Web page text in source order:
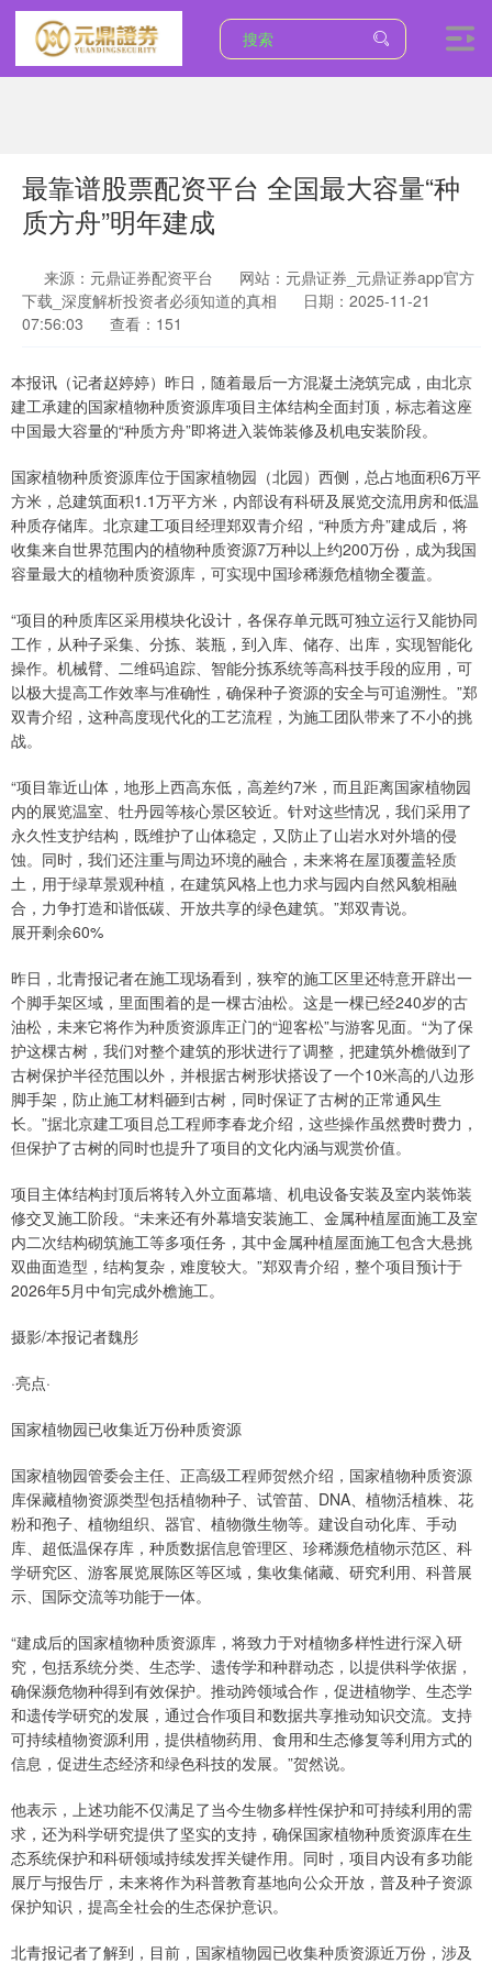
最靠谱股票配资平台 全国最大容量“种
质方舟”明年建成
来源：元鼎证券配资平台
网站：元鼎证券_元鼎证券app官方
下载_深度解析投资者必须知道的真相
日期：2025-11-21
07:56:03
查看：151
本报讯（记者赵婷婷）昨日，随着最后一方混凝土浇筑完成，由北京
建工承建的国家植物种质资源库项目主体结构全面封顶，标志着这座
中国最大容量的“种质方舟”即将进入装饰装修及机电安装阶段。
国家植物种质资源库位于国家植物园（北园）西侧，总占地面积6万平
方米，总建筑面积1.1万平方米，内部设有科研及展览交流用房和低温
种质存储库。北京建工项目经理郑双青介绍，“种质方舟”建成后，将
收集来自世界范围内的植物种质资源7万种以上约200万份，成为我国
容量最大的植物种质资源库，可实现中国珍稀濒危植物全覆盖。
“项目的种质库区采用模块化设计，各保存单元既可独立运行又能协同
工作，从种子采集、分拣、装瓶，到入库、储存、出库，实现智能化
操作。机械臂、二维码追踪、智能分拣系统等高科技手段的应用，可
以极大提高工作效率与准确性，确保种子资源的安全与可追溯性。”郑
双青介绍，这种高度现代化的工艺流程，为施工团队带来了不小的挑
战。
“项目靠近山体，地形上西高东低，高差约7米，而且距离国家植物园
内的展览温室、牡丹园等核心景区较近。针对这些情况，我们采用了
永久性支护结构，既维护了山体稳定，又防止了山岩水对外墙的侵
蚀。同时，我们还注重与周边环境的融合，未来将在屋顶覆盖轻质
土，用于绿草景观种植，在建筑风格上也力求与园内自然风貌相融
合，力争打造和谐低碳、开放共享的绿色建筑。”郑双青说。
展开剩余60%
昨日，北青报记者在施工现场看到，狭窄的施工区里还特意开辟出一
个脚手架区域，里面围着的是一棵古油松。这是一棵已经240岁的古
油松，未来它将作为种质资源库正门的“迎客松”与游客见面。“为了保
护这棵古树，我们对整个建筑的形状进行了调整，把建筑外檐做到了
古树保护半径范围以外，并根据古树形状搭设了一个10米高的八边形
脚手架，防止施工材料砸到古树，同时保证了古树的正常通风生
长。”据北京建工项目总工程师李春龙介绍，这些操作虽然费时费力，
但保护了古树的同时也提升了项目的文化内涵与观赏价值。
项目主体结构封顶后将转入外立面幕墙、机电设备安装及室内装饰装
修交叉施工阶段。“未来还有外幕墙安装施工、金属种植屋面施工及室
内二次结构砌筑施工等多项任务，其中金属种植屋面施工包含大悬挑
双曲面造型，结构复杂，难度较大。”郑双青介绍，整个项目预计于
2026年5月中旬完成外檐施工。
摄影/本报记者魏彤
·亮点·
国家植物园已收集近万份种质资源
国家植物园管委会主任、正高级工程师贺然介绍，国家植物种质资源
库保藏植物资源类型包括植物种子、试管苗、DNA、植物活植株、花
粉和孢子、植物组织、器官、植物微生物等。建设自动化库、手动
库、超低温保存库，种质数据信息管理区、珍稀濒危植物示范区、科
学研究区、游客展览展陈区等区域，集收集储藏、研究利用、科普展
示、国际交流等功能于一体。
“建成后的国家植物种质资源库，将致力于对植物多样性进行深入研
究，包括系统分类、生态学、遗传学和种群动态，以提供科学依据，
确保濒危物种得到有效保护。推动跨领域合作，促进植物学、生态学
和遗传学研究的发展，通过合作项目和数据共享推动知识交流。支持
可持续植物资源利用，提供植物药用、食用和生态修复等利用方式的
信息，促进生态经济和绿色科技的发展。”贺然说。
他表示，上述功能不仅满足了当今生物多样性保护和可持续利用的需
求，还为科学研究提供了坚实的支持，确保国家植物种质资源库在生
态系统保护和科研领域持续发挥关键作用。同时，项目内设有多功能
展厅与报告厅，未来将作为科普教育基地向公众开放，普及种子资源
保护知识，提高全社会的生态保护意识。
北青报记者了解到，目前，国家植物园已收集种质资源近万份，涉及